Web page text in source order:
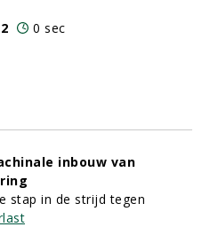
0 sec
inbouw van
stap in de strijd tegen